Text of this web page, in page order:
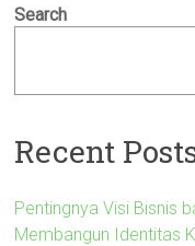
Search
Recent
Pentingnya Visi Bisnis
Membangun Identitas